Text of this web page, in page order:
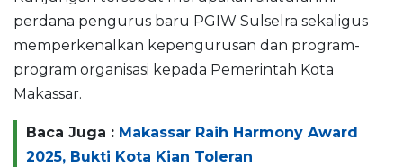
perdana pengurus baru PGIW Sulselra sekaligus
memperkenalkan kepengurusan dan program-
program organisasi kepada Pemerintah Kota
Makassar.
Baca Juga : Makassar Raih Harmony Award
2025, Bukti Kota Kian Toleran